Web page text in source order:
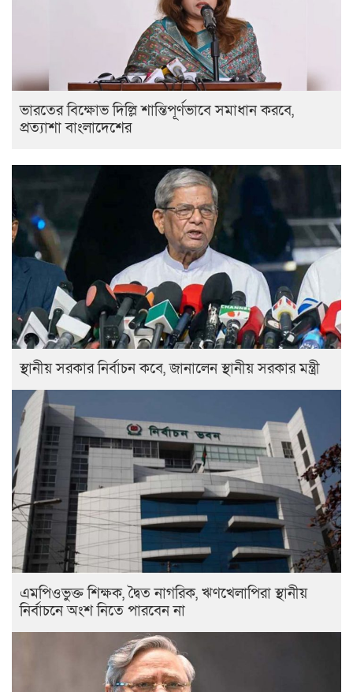
ভারতের বিক্ষোভ দিল্লি শান্তিপূর্ণভাবে সমাধান করবে,
প্রত্যাশা বাংলাদেশের
স্থানীয় সরকার নির্বাচন কবে, জানালেন স্থানীয় সরকার মন্ত্রী
এমপিওভুক্ত শিক্ষক, দ্বৈত নাগরিক, ঋণখেলাপিরা স্থানীয়
নির্বাচনে অংশ নিতে পারবেন না